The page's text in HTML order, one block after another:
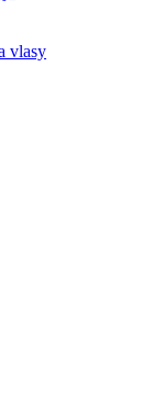
vlasy